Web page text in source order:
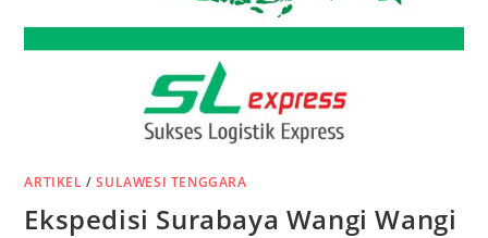
ARTIKEL /SULAWESI TENGGARA
Ekspedisi Surabaya Wangi Wangi